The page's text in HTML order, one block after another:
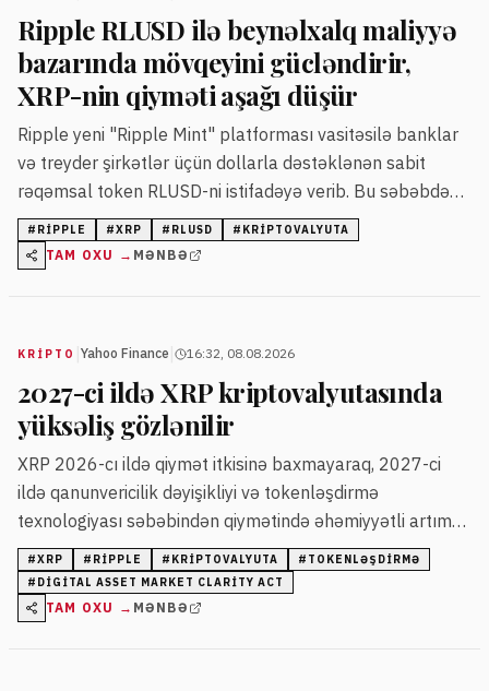
Ripple RLUSD ilə beynəlxalq maliyyə
bazarında mövqeyini gücləndirir,
XRP-nin qiyməti aşağı düşür
Ripple yeni "Ripple Mint" platforması vasitəsilə banklar
və treyder şirkətlər üçün dollarla dəstəklənən sabit
rəqəmsal token RLUSD-ni istifadəyə verib. Bu səbəbdən
XRP-nin əhəmiyyəti azalır və tokenin qiyməti
düşməkdədir.
# RIPPLE #XRP # RLUSD # KRIPTOVALYUTA
TAM OXU → MƏNBƏ
KRIPTO Yahoo Finance 16:32, 08.08.2026
2027-ci ildə XRP kriptovalyutasında
yüksəliş gözlənilir
XRP 2026-cı ildə qiymət itkisinə baxmayaraq, 2027-ci
ildə qanunvericilik dəyişikliyi və tokenləşdirmə
texnologiyası səbəbindən qiymətində əhəmiyyətli artım
ola bilər. Bazarın yüksək dalğalanmaları uzunmüddətli
yanaşma tələb edir.
#XRP # RIPPLE # KRIPTOVALYUTA # TOKENLƏŞDIRMƏ
# DIGITAL ASSET MARKET CLARITY ACT
TAM OXU → MƏNBƏ